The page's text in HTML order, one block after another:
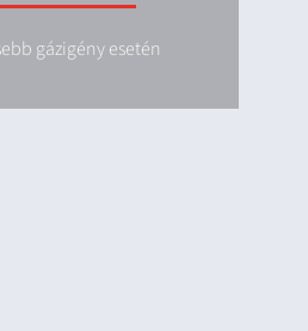
gázigény esetén